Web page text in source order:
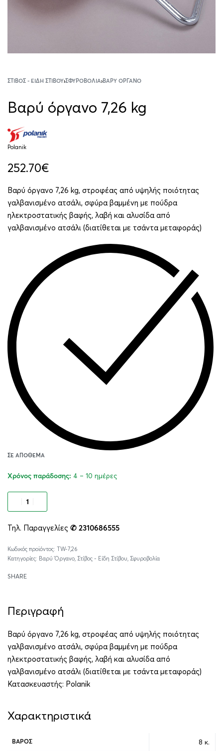
ΣΤΊΒΟΣ - ΕΊΔΗ ΣΤΊΒΟΥ›ΣΦΥΡΟΒΟΛΊΑ›ΒΑΡΎ ΌΡΓΑΝΟ
Βαρύ όργανο 7,26 kg
Polanik
252.70€
Βαρύ όργανο 7,26 kg, στροφέας από υψηλής ποιότητας
γαλβανισμένο ατσάλι, σφύρα βαμμένη με πούδρα
ηλεκτροστατικής βαφής, λαβή και αλυσίδα από
γαλβανισμένο ατσάλι (διατίθεται με τσάντα μεταφοράς)
ΣΕ ΑΠΌΘΕΜΑ
Χρόνος παράδοσης: 4 – 10 ημέρες
Τηλ. Παραγγελίες ✆ 2310686555
TW-7,26
Κατηγορίες: Βαρύ Όργανο Στίβος - Είδη Στίβου Σφυροβολία
SHARE
Περιγραφή
Βαρύ όργανο 7,26 kg, στροφέας από υψηλής ποιότητας
γαλβανισμένο ατσάλι, σφύρα βαμμένη με πούδρα
ηλεκτροστατικής βαφής, λαβή και αλυσίδα από
γαλβανισμένο ατσάλι (διατίθεται με τσάντα μεταφοράς)
Κατασκευαστής: Polanik
Χαρακτηριστικά
ΒΆΡΟΣ 8 κ.